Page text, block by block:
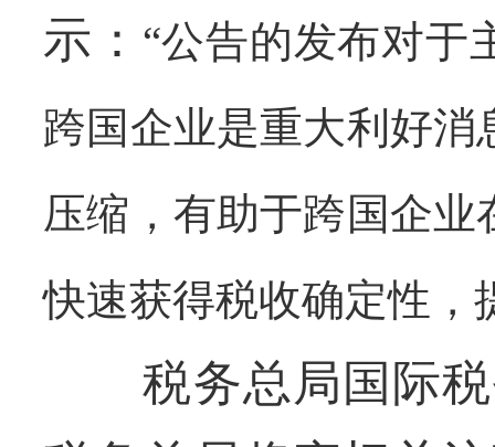
示： “公告的发布对于
跨国企业是重大利好
压缩，有助于跨国企
快速获得税收确定性，
税务总局国际税